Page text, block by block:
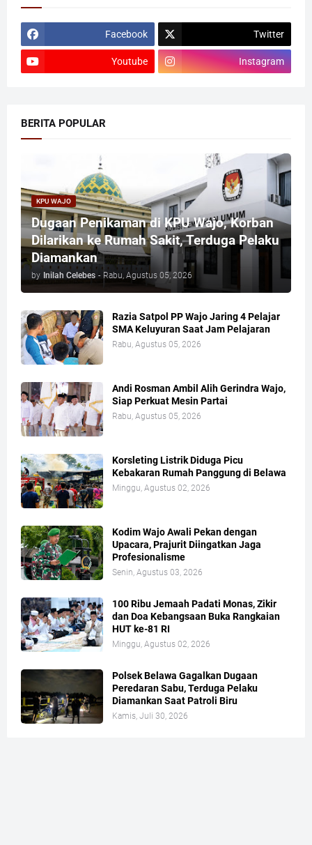
Facebook Twitter
Youtube Instagram
BERITA POPULAR
KPU WAJO
Dugaan Penikaman di KPU Wajo, Korban
Dilarikan ke Rumah Sakit, Terduga Pelaku
Diamankan
by Inilah Celebes - Rabu, Agustus 05, 2026
Razia Satpol PP Wajo Jaring 4 Pelajar
SMA Keluyuran Saat Jam Pelajaran
Rabu, Agustus 05, 2026
Andi Rosman Ambil Alih Gerindra Wajo,
Siap Perkuat Mesin Partai
Rabu, Agustus 05, 2026
Korsleting Listrik Diduga Picu
Kebakaran Rumah Panggung di Belawa
Minggu, Agustus 02, 2026
Kodim Wajo Awali Pekan dengan
Upacara, Prajurit Diingatkan Jaga
Profesionalisme
Senin, Agustus 03, 2026
100 Ribu Jemaah Padati Monas, Zikir
dan Doa Kebangsaan Buka Rangkaian
HUT ke-81 RI
Minggu, Agustus 02, 2026
Polsek Belawa Gagalkan Dugaan
Peredaran Sabu, Terduga Pelaku
Diamankan Saat Patroli Biru
Kamis, Juli 30, 2026